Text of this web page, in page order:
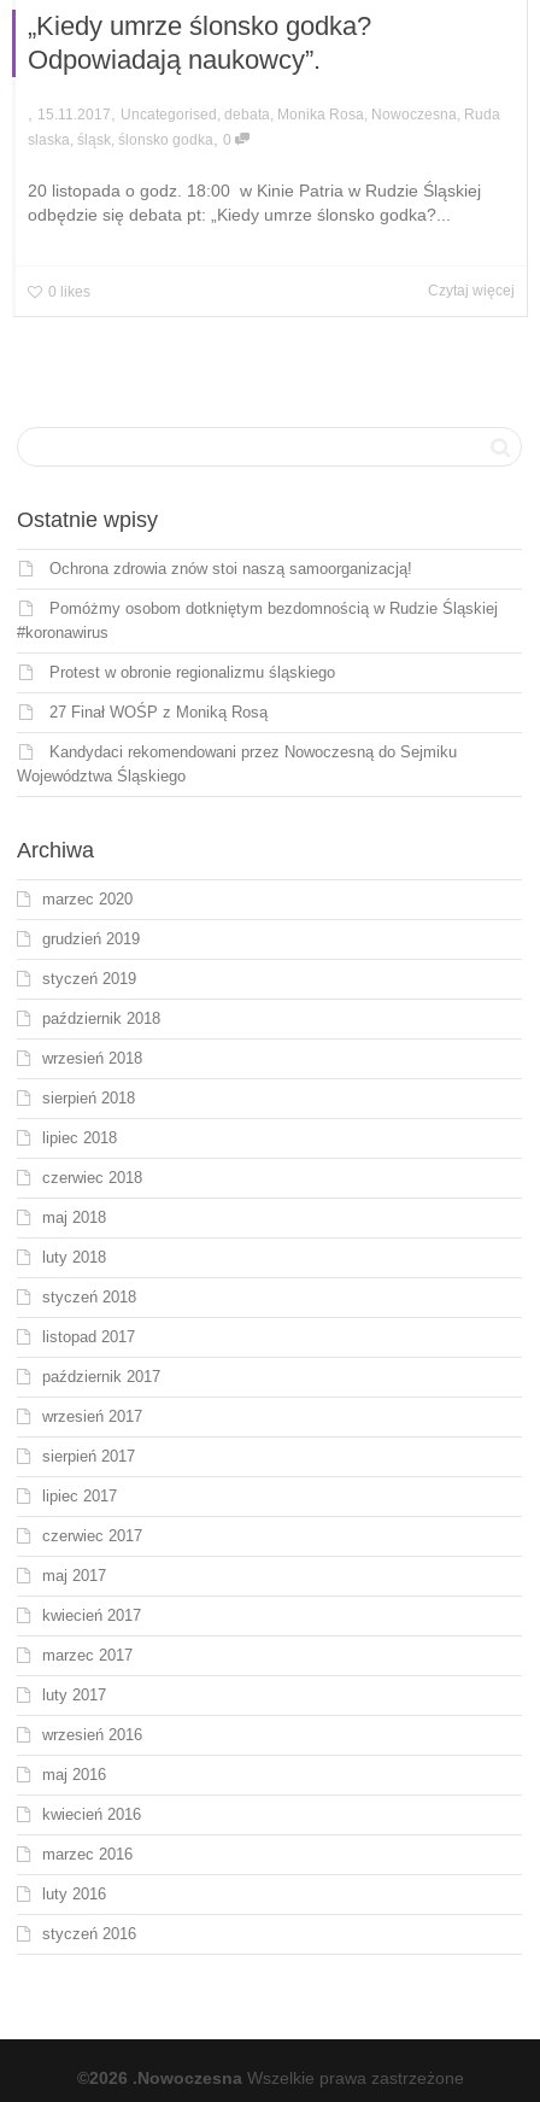
„Kiedy umrze ślonsko godka?
Odpowiadają naukowcy”.
15.11.2017 Uncategorised , debata, Monika Rosa, Nowoczesna, Ruda
slaska, śląsk, ślonsko godka 0
20 listopada o godz. 18:00 w Kinie Patria w Rudzie Śląskiej
odbędzie się debata pt: „Kiedy umrze ślonsko godka?...
0 likes Czytaj więcej
Ostatnie wpisy
Ochrona zdrowia znów stoi naszą samoorganizacją!
Pomóżmy osobom dotkniętym bezdomnością w Rudzie Śląskiej
#koronawirus
Protest w obronie regionalizmu śląskiego
27 Finał WOŚP z Moniką Rosą
Kandydaci rekomendowani przez Nowoczesną do Sejmiku
Województwa Śląskiego
Archiwa
marzec 2020
grudzień 2019
styczeń 2019
październik 2018
wrzesień 2018
sierpień 2018
lipiec 2018
czerwiec 2018
maj 2018
luty 2018
styczeń 2018
listopad 2017
październik 2017
wrzesień 2017
sierpień 2017
lipiec 2017
czerwiec 2017
maj 2017
kwiecień 2017
marzec 2017
luty 2017
wrzesień 2016
maj 2016
kwiecień 2016
marzec 2016
luty 2016
styczeń 2016
©2026 .Nowoczesna Wszelkie prawa zastrzeżone